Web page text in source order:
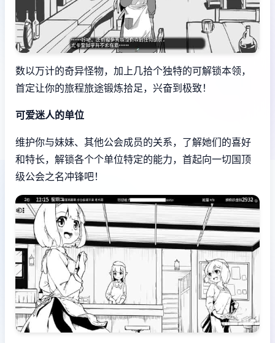
数以万计的奇异怪物，加上几拾个独特的可解锁本领，
首定让你的旅程旅途锻炼拾足，兴奋到极致！
可爱迷人的单位
维护你与妹妹、其他公会成员的关系，了解她们的喜好
和特长，解锁各个个单位特定的能力，首起向一切国顶
级公会之名冲锋吧！